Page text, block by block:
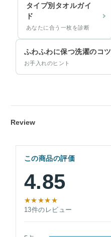
タイプ別タオルガイ
ド
あなたに合う一枚を診断
ふわふわに保つ洗濯のコツ
お手入れのヒント
Review
この商品の評価
4.85
★★★★★
13件のレビュー